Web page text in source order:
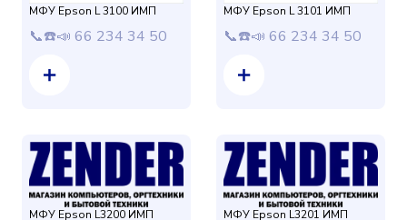
МФУ Epson L 3100 ИМП
📞☎️📣 66 234 34 50
МФУ Epson L 3101 ИМП
📞☎️📣 66 234 34 50
МФУ Epson L3200 ИМП МФУ Epson L3201 ИМП